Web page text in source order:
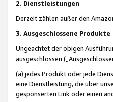
2. Dienstleistungen
Derzeit zählen außer den
3. Ausgeschlossene Produkte
Ungeachtet der obigen
ausgeschlossen
(a) jedes Produkt oder jede
eine Dienstleistung, die über
gesponserten Link oder einen